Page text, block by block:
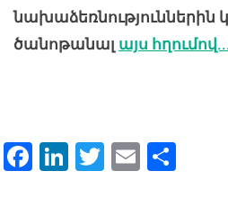
նախաձեռնություններին
ծանոթանալ այս
Facebook
LinkedIn
Twitter
Email